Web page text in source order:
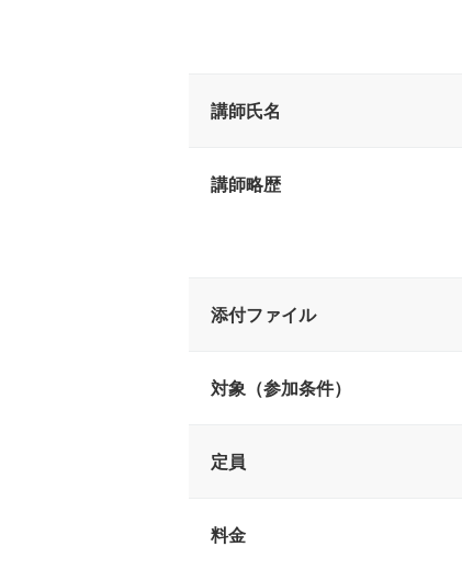
講師氏名
講師略歴
添付ファイル
対象（参加条件）
定員
料金